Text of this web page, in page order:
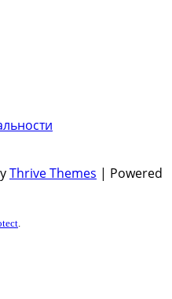
Thrive Themes | Powered
.